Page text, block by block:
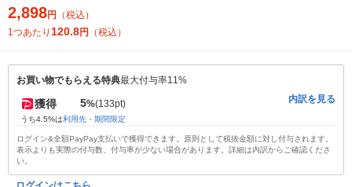
2,898円
（税込）
1つあたり 120.8円 （税込）
お買い物でもらえる特典最大付与率11%
獲得 5%(133pt)
うち4.5%は利用先・期間限定
内訳を見る
ログイン&全額PayPay支払いで獲得できます。原則として税抜金額に対し付与されます。
表示よりも実際の付与数、付与率が少ない場合があります。詳細は内訳からご確認くださ
い。